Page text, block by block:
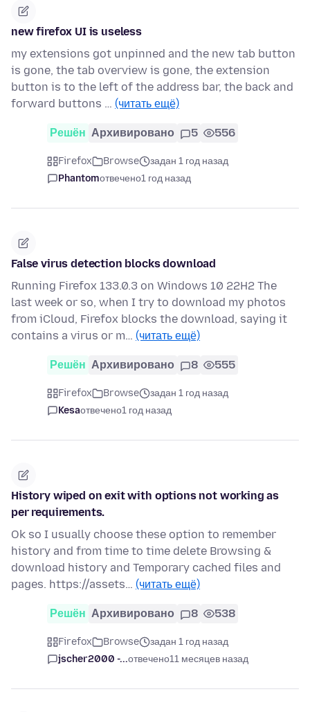
new firefox UI is useless
my extensions got unpinned and the new tab button
is gone, the tab overview is gone, the extension
button is to the left of the address bar, the back and
forward buttons … (читать ещё)
Решён Архивировано 5 556
Firefox Browse
задан 1 год назад
Phantomотвечено1 год назад
False virus detection blocks download
Running Firefox 133.0.3 on Windows 10 22H2 The
last week or so, when I try to download my photos
from iCloud, Firefox blocks the download, saying it
contains a virus or m… (читать ещё)
Решён Архивировано 8 555
Firefox Browse
задан 1 год назад
Kesaотвечено1 год назад
History wiped on exit with options not working as
per requirements.
Ok so I usually choose these option to remember
history and from time to time delete Browsing &
download history and Temporary cached files and
pages. https://assets… (читать ещё)
Решён Архивировано 8 538
Firefox Browse
задан 1 год назад
jscher2000 -...отвечено11 месяцев назад